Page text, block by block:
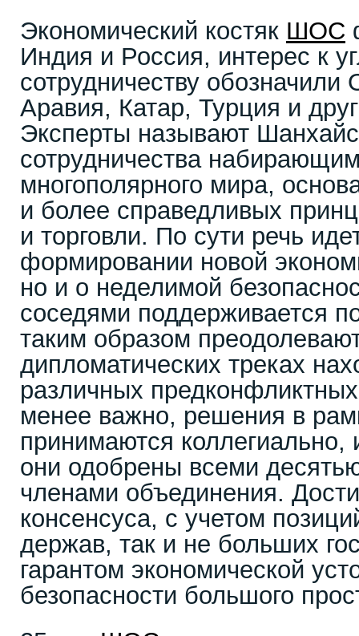
Экономический костяк ШОС
Индия и Россия, интерес к
сотрудничеству
Аравия, Катар, Турция и
Эксперты называют
сотрудничества
многополярного мира,
и более справедливых
и торговли. По сути речь
формировании новой
но и о неделимой
соседями поддерживается
таким образом
дипломатических треках
различных
менее важно, решения в
принимаются коллегиально,
они одобрены всеми
членами объединения.
консенсуса, с учетом
держав, так и не больших
гарантом экономической
безопасности большого